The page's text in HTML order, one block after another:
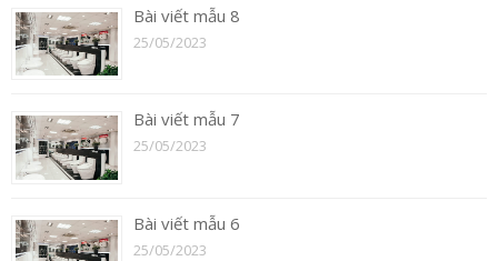
Bài viết mẫu 8
25/05/2023
Bài viết mẫu 7
25/05/2023
Bài viết mẫu 6
25/05/2023